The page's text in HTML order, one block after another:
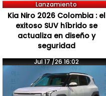
Lanzamiento
Kia Niro 2026 Colombia : el
exitoso SUV híbrido se
actualiza en diseño y
seguridad
Jul 17 /26 16:02